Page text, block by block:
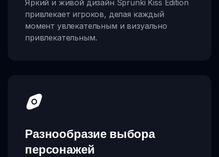
Яркий и живой дизайн Sprunki Kiss Edition
привлекает игроков, делая каждый
момент увлекательным и визуально
привлекательным.
Разнообразие выбора
персонажей